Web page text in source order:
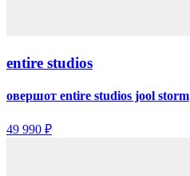
entire studios
овершот entire studios jool storm
49 990 ₽